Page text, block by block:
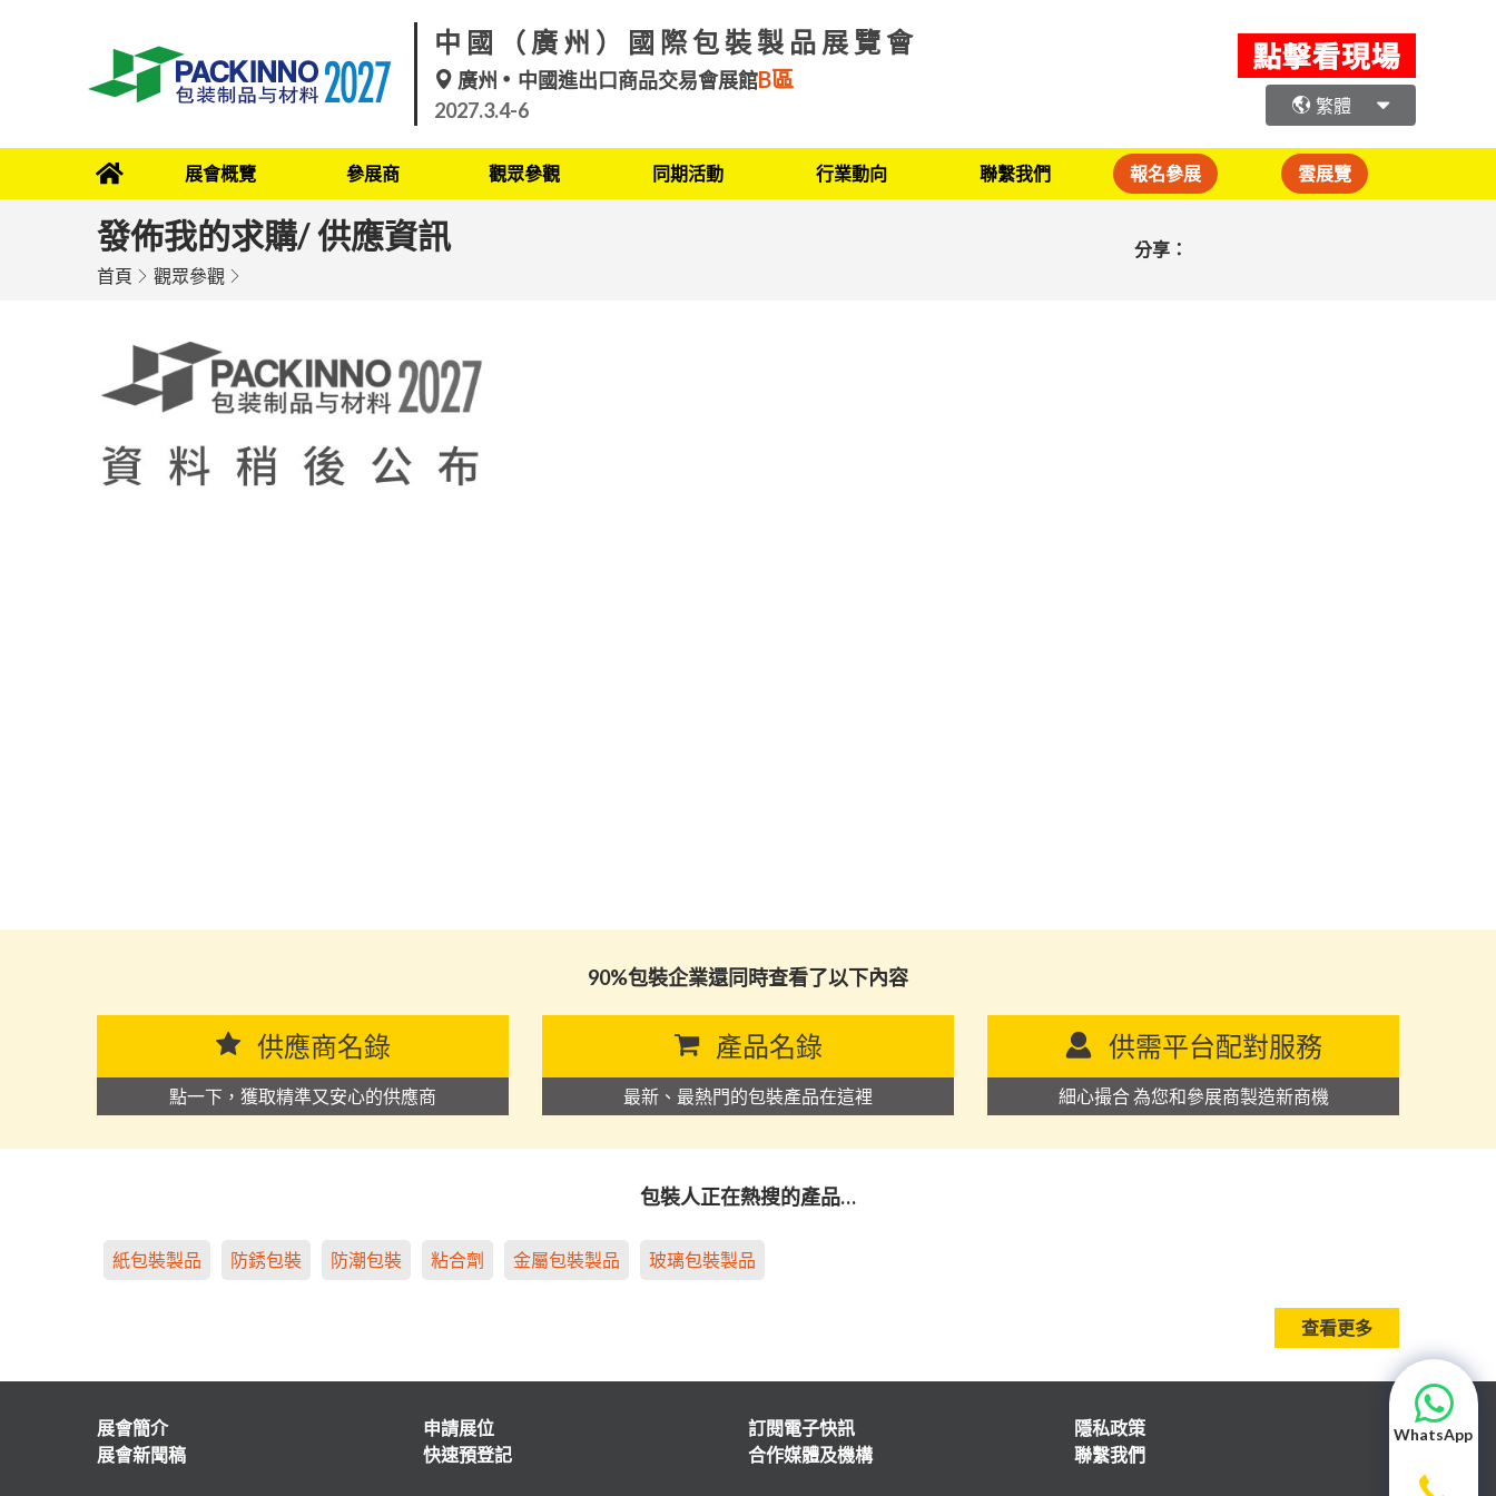
中國（廣州）國際包裝製品展覽會
廣州 中國進出口商品交易會展館B區
2027.3.4-6 繁體
展會概覽 參展商 觀眾參觀 同期活動 行業動向 聯繫我們 報名參展 雲展覽
發佈我的求購/ 供應資訊
首頁 觀眾參觀
分享：
90%包裝企業還同時查看了以下內容
供應商名錄
點一下，獲取精準又安心的供應商
產品名錄
最新、最熱門的包裝產品在這裡
供需平台配對服務
細心撮合 為您和參展商製造新商機
包裝人正在熱搜的產品…
紙包裝製品 防銹包裝 防潮包裝 粘合劑 金屬包裝製品 玻璃包裝製品
查看更多
展會簡介
展會新聞稿
申請展位
快速預登記
訂閱電子快訊
合作媒體及機構
隱私政策
聯繫我們
WhatsApp